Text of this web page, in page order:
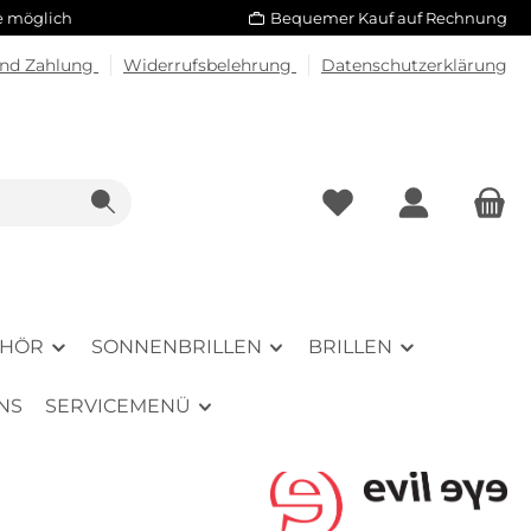
möglich Bequemer Kauf auf Rechnung
Zahlung Widerrufsbelehrung Datenschutzerklärung
SONNENBRILLEN BRILLEN
SERVICEMENÜ